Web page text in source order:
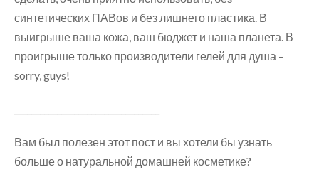
синтетических ПАВов и без лишнего пластика. В
выигрыше ваша кожа, ваш бюджет и наша планета. В
проигрыше только производители гелей для душа –
sorry, guys!
Вам был полезен этот пост и вы хотели бы узнать
больше о натуральной домашней косметике?